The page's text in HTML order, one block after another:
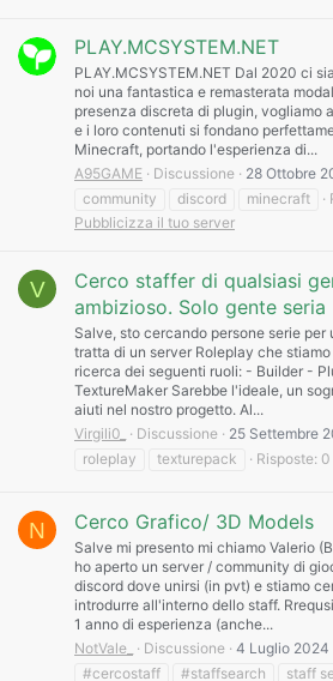
PLAY.MCSYSTEM.NET
PLAY.MCSYSTEM.NET Dal 2020 ci
noi una fantastica e remasterata
presenza discreta di plugin, vogliamo
e i loro contenuti si fondano
Minecraft, portando l'esperienza di...
A95GAME
Discussione 28 Ottobre
community
discord minecraft
Pubblicizza il tuo server
V
Cerco staffer di qualsiasi
ambizioso. Solo gente seria
Salve, sto cercando persone serie per
tratta di un server Roleplay che
ricerca dei seguenti ruoli: - Builder -
TextureMaker Sarebbe l'ideale, un
aiuti nel nostro progetto. Al...
Virgili0_
Discussione 25 Settembre
roleplay
texturepack Risposte: 0
N Cerco Grafico/ 3D Models
Salve mi presento mi chiamo Valerio
ho aperto un server / community di
discord dove unirsi (in pvt) e stiamo
introdurre all'interno dello staff.
1 anno di esperienza (anche...
NotVale_
Discussione 4 Luglio 2024
#cercostaff
#staffsearch staff